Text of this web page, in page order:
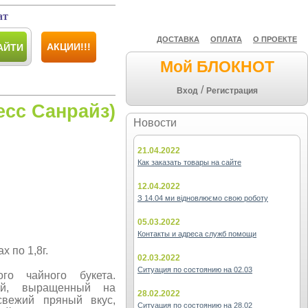
ДОСТАВКА ОПЛАТА О ПРОЕКТЕ
Мой БЛОКНОТ
Вход / Регистрация
Новости
21.04.2022
Как заказать товары на сайте
12.04.2022
З 14.04 ми відновлюємо свою роботу
05.03.2022
Контакты и адреса служб помощи
02.03.2022
Ситуация по состоянию на 02.03
28.02.2022
Ситуация по состоянию на 28.02
АКЦИИ!!!
Санрайз)
по 1,8г.
чайного букета.
выращенный на
пряный вкус,